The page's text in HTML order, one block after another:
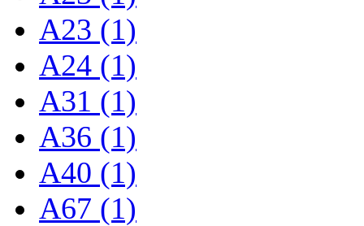
A23 (1)
A24 (1)
A31 (1)
A36 (1)
A40 (1)
A67 (1)